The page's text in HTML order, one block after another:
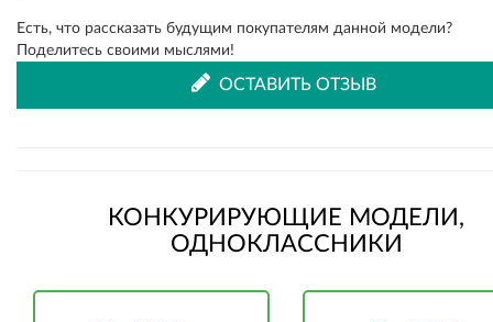
Есть, что рассказать будущим покупателям данной модели?
Поделитесь своими мыслями!
ОСТАВИТЬ ОТЗЫВ
КОНКУРИРУЮЩИЕ МОДЕЛИ,
ОДНОКЛАССНИКИ